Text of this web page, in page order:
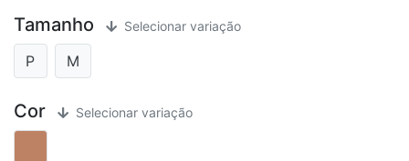
Tamanho Selecionar variação
P M
Cor Selecionar variação